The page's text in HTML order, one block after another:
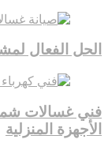
الحل الفعال
فني غسالات
الأجهزة المنزلية